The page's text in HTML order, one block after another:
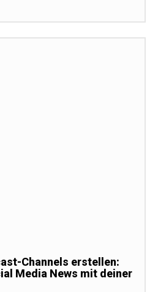
Channels erstellen:
Media News mit deiner